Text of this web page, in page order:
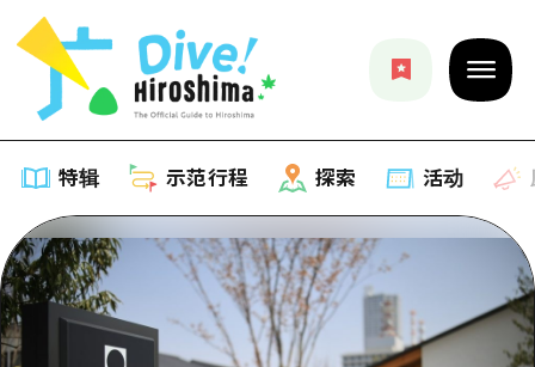
特辑 示范行程 探索 活动
列表
示范行程